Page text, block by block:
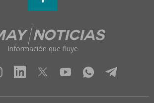
Información que fluye